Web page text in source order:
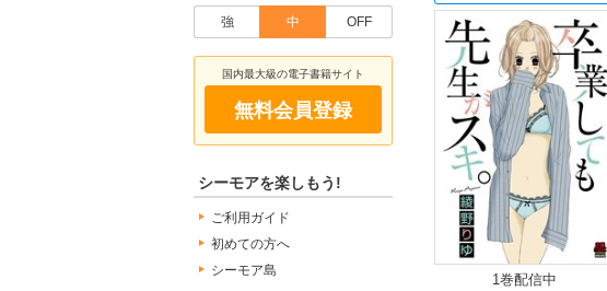
強 中 OFF
国内最大級の電子書籍サイト
無料会員登録
シーモアを楽しもう!
ご利用ガイド
初めての方へ
シーモア島
1巻配信中